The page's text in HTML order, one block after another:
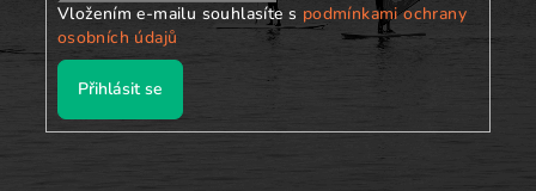
Vložením e-mailu souhlasíte s podmínkami ochrany
osobních údajů
Přihlásit se